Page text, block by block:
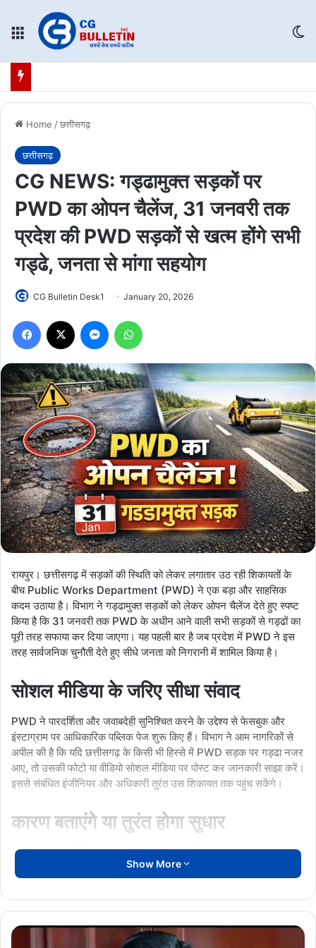
Menu
Home /छत्तीसगढ़
छत्तीसगढ़
CG NEWS: गड्ढामुक्त सड़कों पर
PWD का ओपन चैलेंज, 31 जनवरी तक
प्रदेश की PWD सड़कों से खत्म होंगे सभी
गड्ढे, जनता से मांगा सहयोग
CG Bulletin Desk1 January 20, 2026
Facebook Messenger
रायपुर। छत्तीसगढ़ में सड़कों की स्थिति को लेकर लगातार उठ रही शिकायतों के
बीच Public Works Department (PWD) ने एक बड़ा और साहसिक
कदम उठाया है। विभाग ने गड्ढामुक्त सड़कों को लेकर ओपन चैलेंज देते हुए स्पष्ट
किया है कि 31 जनवरी तक PWD के अधीन आने वाली सभी सड़कों से गड्ढों का
पूरी तरह सफाया कर दिया जाएगा। यह पहली बार है जब प्रदेश में PWD ने इस
तरह सार्वजनिक चुनौती देते हुए सीधे जनता को निगरानी में शामिल किया है।
सोशल मीडिया के जरिए सीधा संवाद
PWD ने पारदर्शिता और जवाबदेही सुनिश्चित करने के उद्देश्य से फेसबुक और
इंस्टाग्राम पर आधिकारिक पब्लिक पेज शुरू किए हैं। विभाग ने आम नागरिकों से
अपील की है कि यदि छत्तीसगढ़ के किसी भी हिस्से में PWD सड़क पर गड्ढा नजर
आए, तो उसकी फोटो या वीडियो सोशल मीडिया पर पोस्ट कर जानकारी साझा करें।
इससे संबंधित इंजीनियर और अधिकारी तुरंत उस शिकायत तक पहुंच सकेंगे।
कारण बताएंगे या तुरंत होगा सुधार
PWD का कहना है कि शिकायत मिलने के बाद दो विकल्पों में से एक पर तुरंत
कार्रवाई की जाएगी—या तो गड्ढा बनने का कारण सार्वजनिक रूप से बताया जाएगा,
खराब स्थिति को नजरअंदाज करने की कोई गुंजाइश नहीं रहेगी।
450 करोड़ रुपये से चल रहा व्यापक मरम्मत
Show More
पूर्व